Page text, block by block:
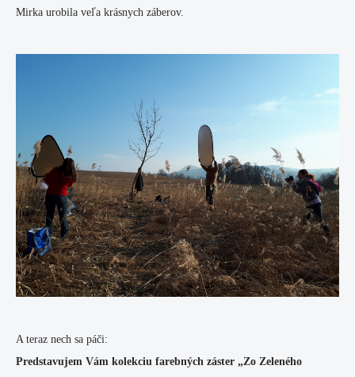
Mirka urobila veľa krásnych záberov.
A teraz nech sa páči:
Predstavujem Vám kolekciu farebných záster „Zo Zeleného